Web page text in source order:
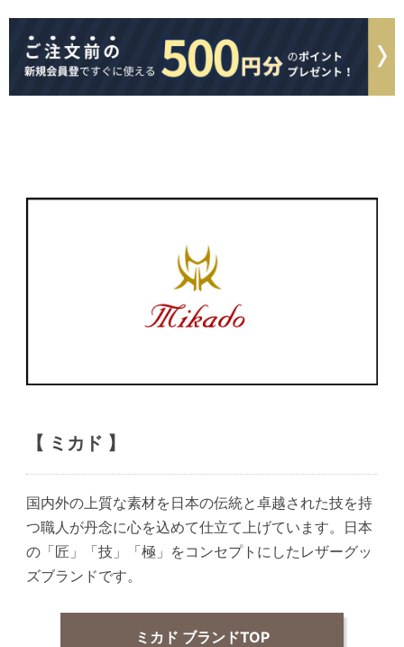
【 ミカド 】
国内外の上質な素材を日本の伝統と卓越された技を持
つ職人が丹念に心を込めて仕立て上げています。日本
の「匠」「技」「極」をコンセプトにしたレザーグッ
ズブランドです。
ミカド ブランドTOP